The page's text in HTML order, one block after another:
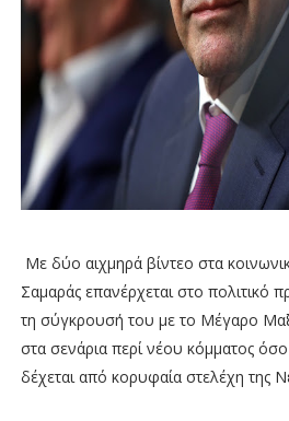
Με δύο αιχμηρά βίντεο στα
Σαμαράς επανέρχεται στο πολιτικό
τη σύγκρουσή του με το Μέγαρο
στα σενάρια περί νέου κόμματος όσο
δέχεται από κορυφαία στελέχη της